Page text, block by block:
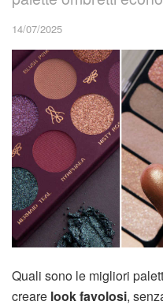
14/07/2025
Quali sono le migliori
creare look favolosi,